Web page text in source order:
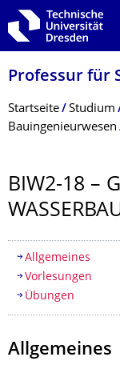
Zur Hauptnavigation
Zur Suche springen
Zum Inhalt springen
Professur für
Breadcrumb-Menü
Startseite Studium
Bauingenieurwesen
BIW2-18 –
Allgemeines
Vorlesungen
Übungen
Allgemeines